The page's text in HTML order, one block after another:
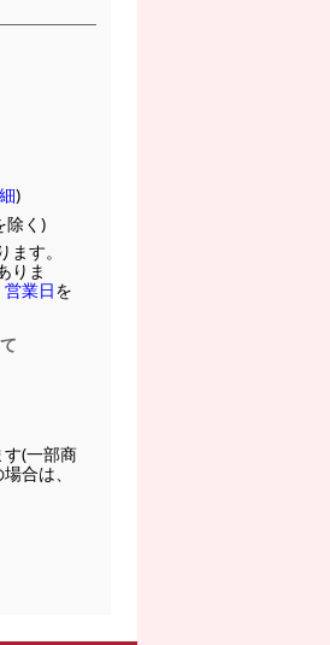
)
除く)
す。
りま
営業日を
(一部商
合は、